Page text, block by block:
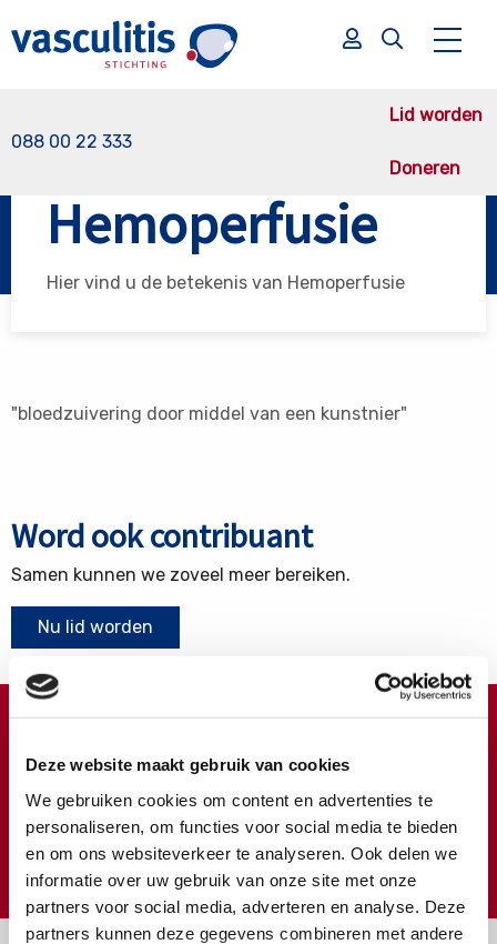
Deze website maakt gebruik van cookies
We gebruiken cookies om content en advertenties te
personaliseren, om functies voor social media te bieden
en om ons websiteverkeer te analyseren. Ook delen we
informatie over uw gebruik van onze site met onze
partners voor social media, adverteren en analyse. Deze
partners kunnen deze gegevens combineren met andere
088 00 22 333
Lid worden
Doneren
Zoek
Zoek
Hemoperfusie
Hier vind u de betekenis van Hemoperfusie
"bloedzuivering door middel van een kunstnier"
Word ook contribuant
Samen kunnen we zoveel meer bereiken.
Nu lid worden
Meer weten over wat we met uw extra gift doen?
Klik hier
€ Doneer